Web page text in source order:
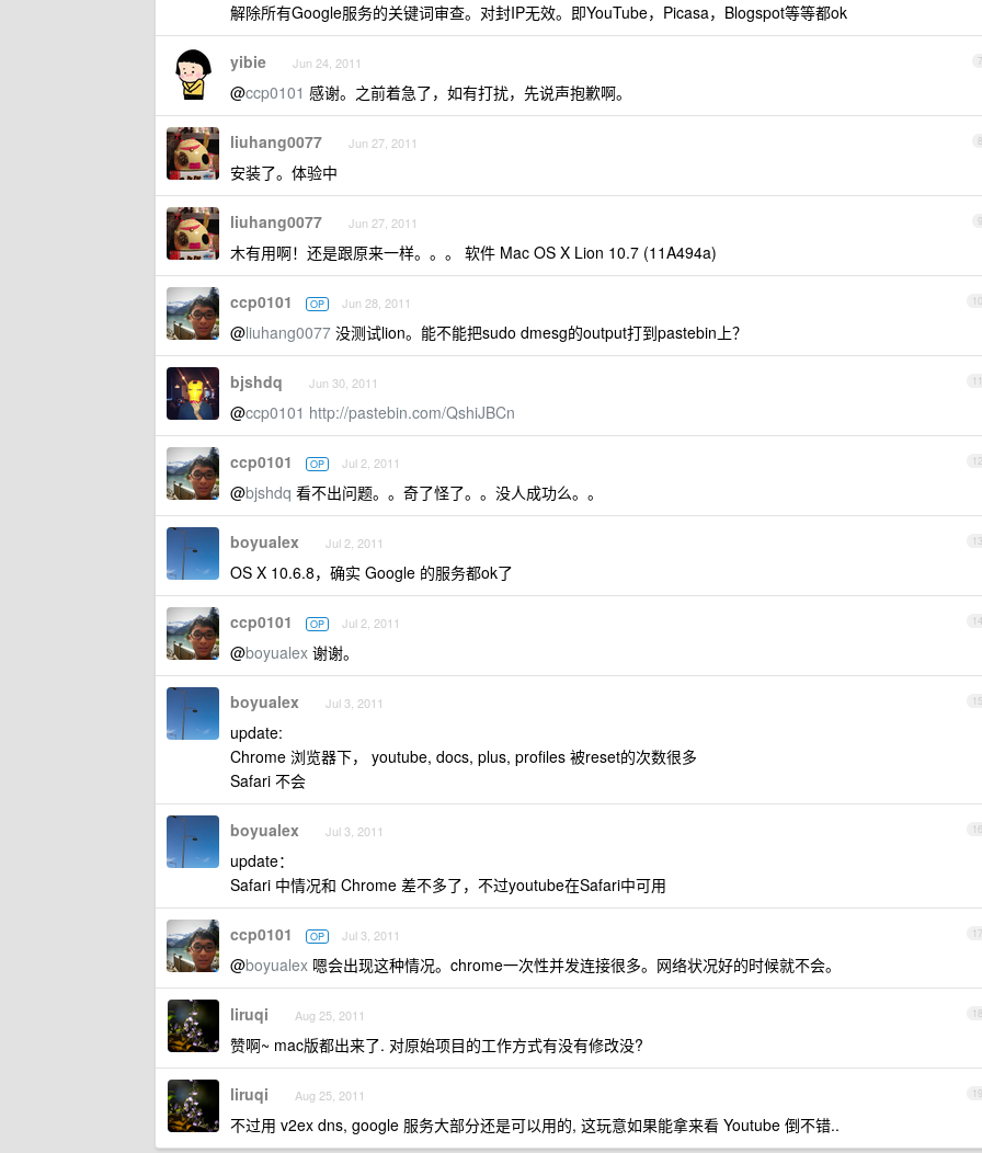
解除所有Google服务的关键词审查。对封IP无效。即YouTube，Picasa，Blogspot等等都ok
7
yibie Jun 24, 2011
@ccp0101 感谢。之前着急了，如有打扰，先说声抱歉啊。
8
liuhang0077 Jun 27, 2011
安装了。体验中
9
liuhang0077 Jun 27, 2011
木有用啊！还是跟原来一样。。。 软件 Mac OS X Lion 10.7 (11A494a)
10
ccp0101 OP Jun 28, 2011
@liuhang0077 没测试lion。能不能把sudo dmesg的output打到pastebin上？
11
bjshdq Jun 30, 2011
@ccp0101 http://pastebin.com/QshiJBCn
12
ccp0101 OP Jul 2, 2011
@bjshdq 看不出问题。。奇了怪了。。没人成功么。。
13
boyualex Jul 2, 2011
OS X 10.6.8，确实 Google 的服务都ok了
14
ccp0101 OP Jul 2, 2011
@boyualex 谢谢。
15
boyualex Jul 3, 2011
update:
Chrome 浏览器下， youtube, docs, plus, profiles 被reset的次数很多
Safari 不会
16
boyualex Jul 3, 2011
update：
Safari 中情况和 Chrome 差不多了，不过youtube在Safari中可用
17
ccp0101 OP Jul 3, 2011
@boyualex 嗯会出现这种情况。chrome一次性并发连接很多。网络状况好的时候就不会。
18
liruqi Aug 25, 2011
赞啊~ mac版都出来了. 对原始项目的工作方式有没有修改没?
19
liruqi Aug 25, 2011
不过用 v2ex dns, google 服务大部分还是可以用的, 这玩意如果能拿来看 Youtube 倒不错..